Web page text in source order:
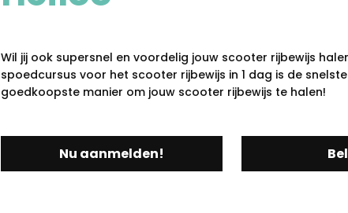
Wil jij ook supersnel en voordelig jouw scooter rijbewijs
spoedcursus voor het scooter rijbewijs in 1 dag is de
goedkoopste manier om jouw scooter rijbewijs te halen!
Nu aanmelden!